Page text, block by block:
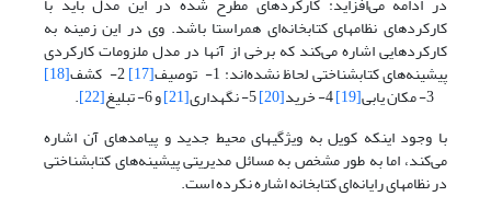
کارکردهای نظامهای کتابخانه‌ای همراستا باشد. وی در این زمینه به
کارکردهایی اشاره می‌کند که برخی از آنها در مدل ملزومات کارکردی
پیشینه‌های کتابشناختی لحاظ نشده‌اند: 1- توصیف [17] 2- کشف [18]
[19]
[20]
[21] و 6- تبلیغ [22]
.
با وجود اینکه کویل به ویژگیهای محیط جدید و پیامدهای آن اشاره
می‌کند، اما به طور مشخص به مسائل مدیریتی پیشینه‌های کتابشناختی
در نظامهای رایانه‌ای کتابخانه اشاره نکرده است.